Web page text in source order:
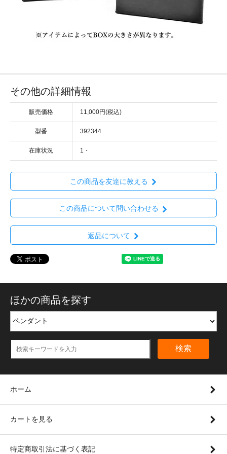
その他の詳細情報
販売価格 11,000円(税込)
型番 392344
在庫状況 1・
この商品を友達に教える
この商品について問い合わせる
返品について
ほかの商品を探す
検索
ホーム
カートを見る
特定商取引法に基づく表記